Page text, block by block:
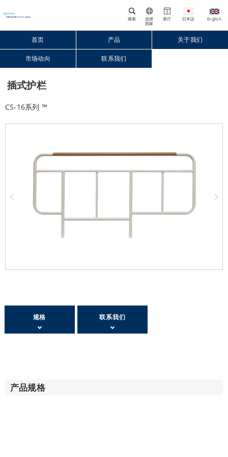
搜索
选择
国家
展厅
Close
首页 产品 关于我们
市场动向 联系我们
插式护栏
CS-16系列 ™
规格 联系我们
产品规格